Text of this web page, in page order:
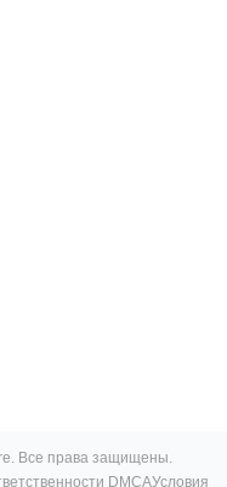
Все права защищены.
DMCAУсловия